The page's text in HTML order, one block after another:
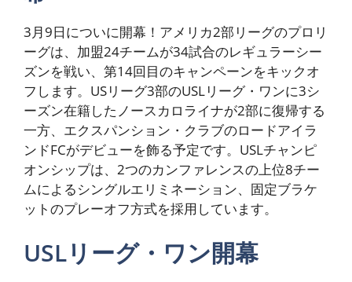
3月9日についに開幕！アメリカ2部リーグのプロリ
ーグは、加盟24チームが34試合のレギュラーシー
ズンを戦い、第14回目のキャンペーンをキックオ
フします。USリーグ3部のUSLリーグ・ワンに3シ
ーズン在籍したノースカロライナが2部に復帰する
一方、エクスパンション・クラブのロードアイラ
ンドFCがデビューを飾る予定です。USLチャンピ
オンシップは、2つのカンファレンスの上位8チー
ムによるシングルエリミネーション、固定ブラケ
ットのプレーオフ方式を採用しています。
USLリーグ・ワン開幕